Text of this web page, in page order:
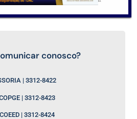
conosco?
| 3312-8422
| 3312-8423
| 3312-8424